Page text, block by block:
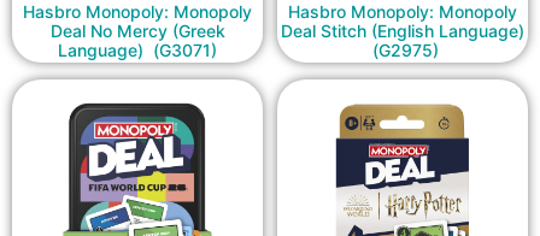
Hasbro Monopoly: Monopoly
Deal No Mercy (Greek
Language) (G3071)
Hasbro Monopoly: Monopoly
Deal Stitch (English Language)
(G2975)